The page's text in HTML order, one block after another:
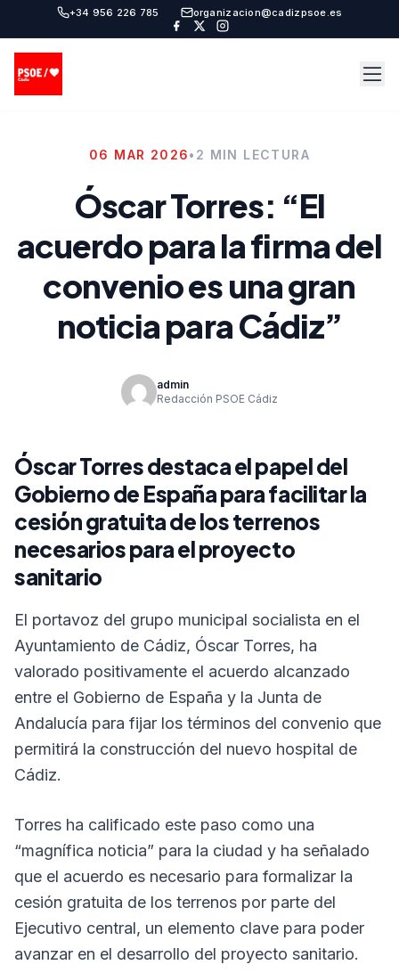
+34 956 226 785 organizacion@cadizpsoe.es
06 MAR 2026• 2 MIN LECTURA
Óscar Torres: “El
acuerdo para la firma del
convenio es una gran
noticia para Cádiz”
admin
Redacción PSOE Cádiz
Óscar Torres destaca el papel del
Gobierno de España para facilitar la
cesión gratuita de los terrenos
necesarios para el proyecto
sanitario
El portavoz del grupo municipal socialista en el
Ayuntamiento de Cádiz, Óscar Torres, ha
valorado positivamente el acuerdo alcanzado
entre el Gobierno de España y la Junta de
Andalucía para fijar los términos del convenio que
permitirá la construcción del nuevo hospital de
Cádiz.
Torres ha calificado este paso como una
“magnífica noticia” para la ciudad y ha señalado
que el acuerdo es necesario para formalizar la
cesión gratuita de los terrenos por parte del
Ejecutivo central, un elemento clave para poder
avanzar en el desarrollo del proyecto sanitario.